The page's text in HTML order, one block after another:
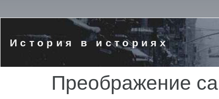
История в историях
Преображение